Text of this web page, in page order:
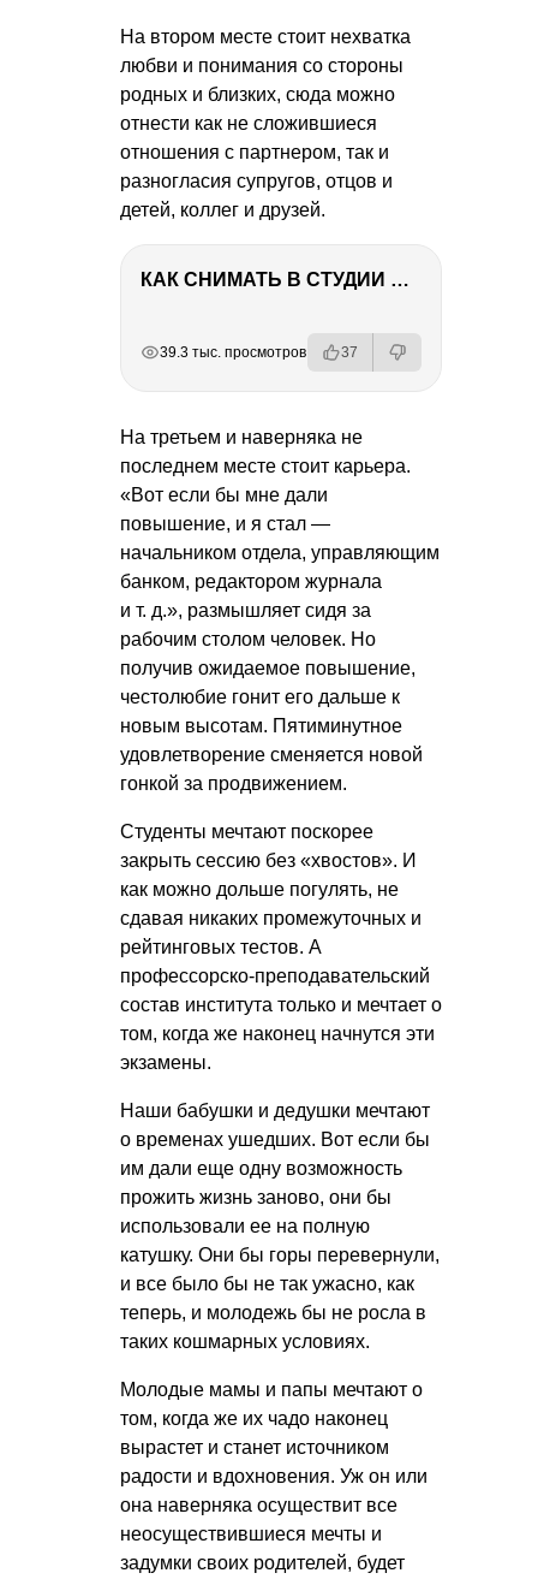
На втором месте стоит нехватка
любви и понимания со стороны
родных и близких, сюда можно
отнести как не сложившиеся
отношения с партнером, так и
разногласия супругов, отцов и
детей, коллег и друзей.
КАК СНИМАТЬ В СТУДИИ СО ВСПЫШКАМИ
39.3 тыс. просмотров 37
На третьем и наверняка не
последнем месте стоит карьера.
«Вот если бы мне дали
повышение, и я стал —
начальником отдела, управляющим
банком, редактором журнала
и т. д.», размышляет сидя за
рабочим столом человек. Но
получив ожидаемое повышение,
честолюбие гонит его дальше к
новым высотам. Пятиминутное
удовлетворение сменяется новой
гонкой за продвижением.
Студенты мечтают поскорее
закрыть сессию без «хвостов». И
как можно дольше погулять, не
сдавая никаких промежуточных и
рейтинговых тестов. А
профессорско-преподавательский
состав института только и мечтает о
том, когда же наконец начнутся эти
экзамены.
Наши бабушки и дедушки мечтают
о временах ушедших. Вот если бы
им дали еще одну возможность
прожить жизнь заново, они бы
использовали ее на полную
катушку. Они бы горы перевернули,
и все было бы не так ужасно, как
теперь, и молодежь бы не росла в
таких кошмарных условиях.
Молодые мамы и папы мечтают о
том, когда же их чадо наконец
вырастет и станет источником
радости и вдохновения. Уж он или
она наверняка осуществит все
неосуществившиеся мечты и
задумки своих родителей, будет